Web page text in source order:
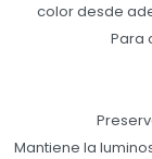
color desde
Para
Mantiene la